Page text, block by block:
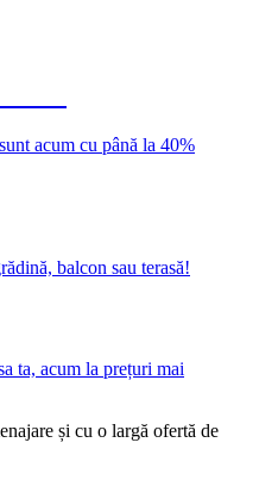
acum cu până la 40%
balcon sau terasă!
ta, acum la prețuri mai
și cu o largă ofertă de